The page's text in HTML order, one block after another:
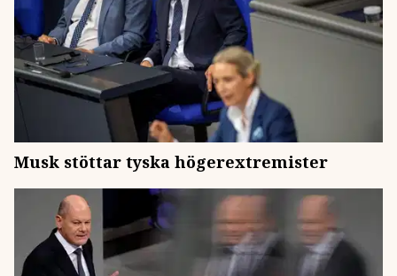
Musk stöttar tyska högerextremister